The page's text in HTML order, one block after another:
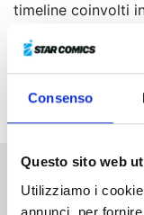
Consenso
Questo sito web
Utilizziamo i
annunci, per
timeline coinvolti
evento? E chi è
gioco? Ha inizio
caotiche!
Altri